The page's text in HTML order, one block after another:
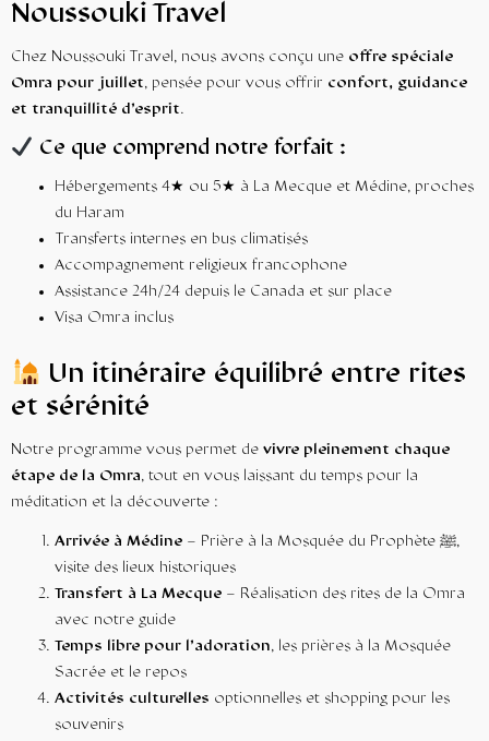
Noussouki Travel
Chez Noussouki Travel, nous avons conçu une offre spéciale
Omra pour juillet, pensée pour vous offrir confort, guidance
et tranquillité d’esprit.
Ce que comprend notre forfait :
Hébergements 4★ ou 5★ à La Mecque et Médine, proches
du Haram
Transferts internes en bus climatisés
Accompagnement religieux francophone
Assistance 24h/24 depuis le Canada et sur place
Visa Omra inclus
Un itinéraire équilibré entre rites
et sérénité
Notre programme vous permet de vivre pleinement chaque
étape de la Omra, tout en vous laissant du temps pour la
méditation et la découverte :
Arrivée à Médine – Prière à la Mosquée du Prophète ﷺ,
visite des lieux historiques
Transfert à La Mecque – Réalisation des rites de la Omra
avec notre guide
Temps libre pour l’adoration, les prières à la Mosquée
Sacrée et le repos
Activités culturelles optionnelles et shopping pour les
souvenirs